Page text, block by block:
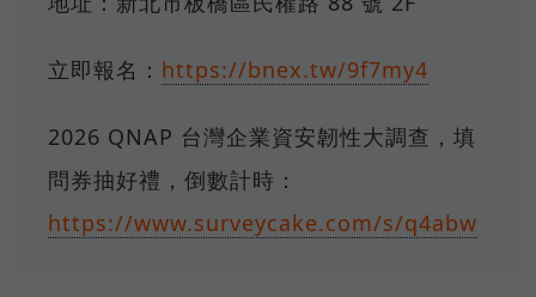
立即報名： https://bnex.tw/9f7my4
2026 QNAP 台灣企業資安韌性大調查，填
問券抽好禮，倒數計時：
https://www.surveycake.com/s/q4abw